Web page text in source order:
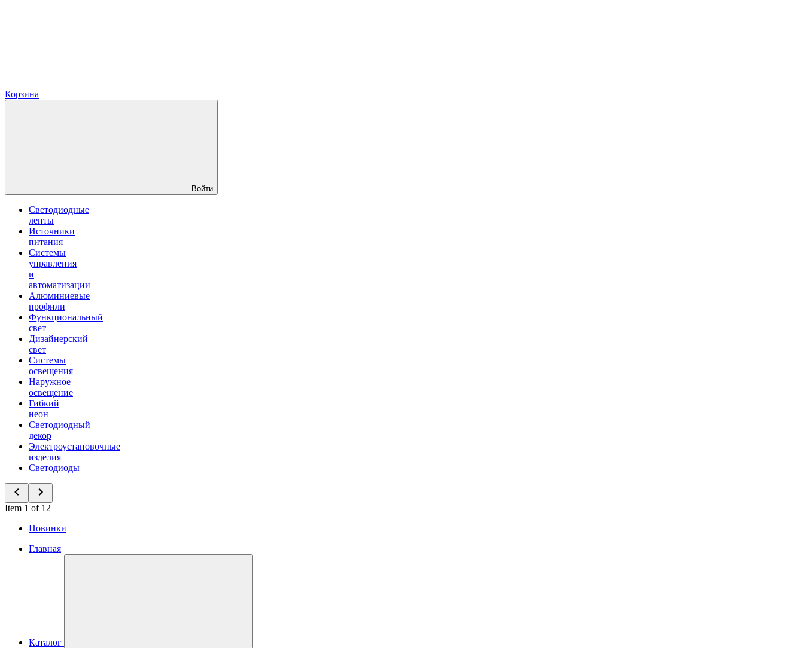
Корзина
Войти
Светодиодные
ленты
Источники
питания
Системы
управления
и
автоматизации
Алюминиевые
профили
Функциональный
свет
Дизайнерский
свет
Системы
освещения
Наружное
освещение
Гибкий
неон
Светодиодный
декор
Электроустановочные
изделия
Светодиоды
Item 1 of 12
Новинки
Главная
Каталог